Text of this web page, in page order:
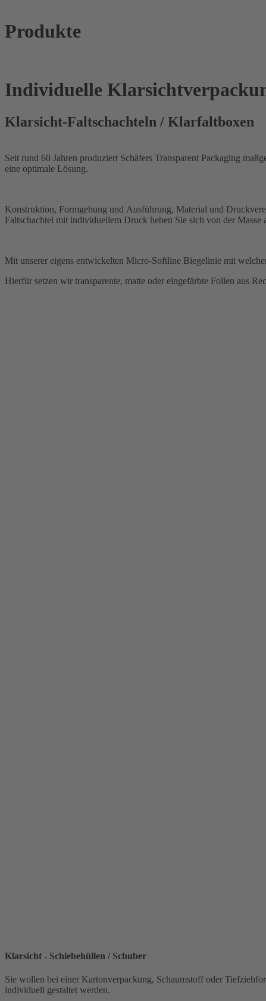
Produkte
Individuelle
Klarsicht-Faltschachteln / Klarfaltboxen
Seit rund 60 Jahren produziert Schäfers Transparent Packaging
eine optimale Lösung.
Konstruktion, Formgebung und Ausführung, Material und
Faltschachtel mit individuellem Druck heben Sie sich von der Masse
Mit unserer eigens entwickelten Micro-Softline Biegelinie mit
Hierfür setzen wir transparente, matte oder eingefärbte Folien aus
Klarsicht - Schiebehüllen / Schuber
Sie wollen bei einer Kartonverpackung, Schaumstoff oder Tiefziehformteile Ihr Produkt sichtbar darstellen? Dann ist eine Schiebehülle die optimale Lösung. Durch einen hochwertigen Druck kann diese
individuell gestaltet werden.